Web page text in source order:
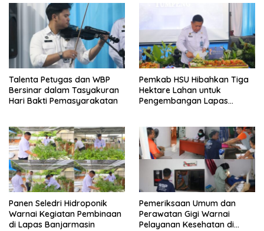
Talenta Petugas dan WBP
Bersinar dalam Tasyakuran
Hari Bakti Pemasyarakatan
Pemkab HSU Hibahkan Tiga
Hektare Lahan untuk
Pengembangan Lapas
Panen Seledri Hidroponik
Warnai Kegiatan Pembinaan
di Lapas Banjarmasin
Pemeriksaan Umum dan
Perawatan Gigi Warnai
Pelayanan Kesehatan di